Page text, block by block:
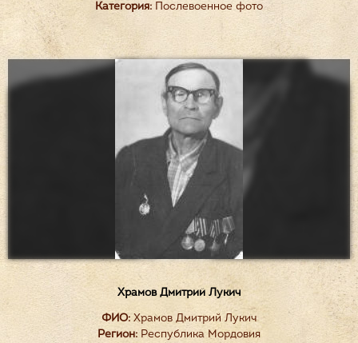
Категория: Послевоенное фото
Храмов Дмитрий Лукич
ФИО: Храмов Дмитрий Лукич
Регион: Республика Мордовия